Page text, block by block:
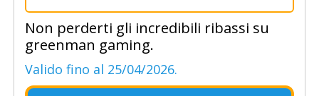
Non perderti gli incredibili ribassi su
greenman gaming.
Valido fino al 25/04/2026.